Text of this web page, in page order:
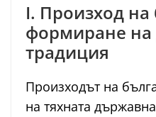
I. Произход на
формиране на
традиция
Произходът на
на тяхната